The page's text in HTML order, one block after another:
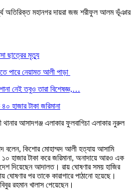
অতিরিক্ত মহানগর দায়রা জজ শরীফুল আলম ভূঁঞার
ছাত্রের মৃত্যু
পারে নেয়ামত আলী পাড়া
নেই তবুও তারা বিশেষজ্ঞ,…
হাজার টাকা জরিমানা
আসাদগঞ্জ এলাকার ফুলবাগিচা এলাকার নুরুল
বলেন, কিশোর মোহাম্মদ আলী হত্যায় আসামি
হাজার টাকা করে জরিমানা, অনাদায়ে আরও এক
দিয়েছেন আদালত। রায় ঘোষণার সময় হাজির
পর তাকে কারাগারে পাঠানো হয়েছে।
রহমান খালাস পেয়েছেন।